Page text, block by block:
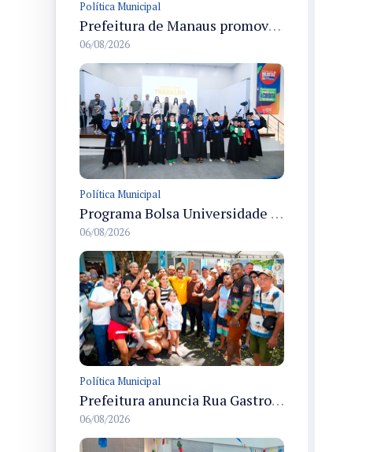
Política Municipal
Prefeitura de Manaus promove demolição administrativa de cinco estruturas que ocupavam calçada pública
06/08/2026
Política Municipal
Programa Bolsa Universidade entrega certificados a formandos em Manaus na sede do Executivo municipal
06/08/2026
Política Municipal
Prefeitura anuncia Rua Gastronômica de Manaus e garante alternativas para 54 ambulantes cadastrados
06/08/2026